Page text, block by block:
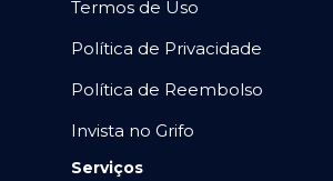
Termos de Uso
Política de Privacidade
Política de Reembolso
Invista no Grifo
Serviços